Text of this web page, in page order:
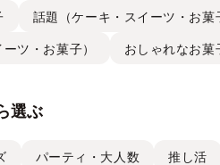
話題（ケーキ・スイーツ・お菓
ツ・お菓子） おしゃれなお菓
選ぶ
パーティ・大人数 推し活